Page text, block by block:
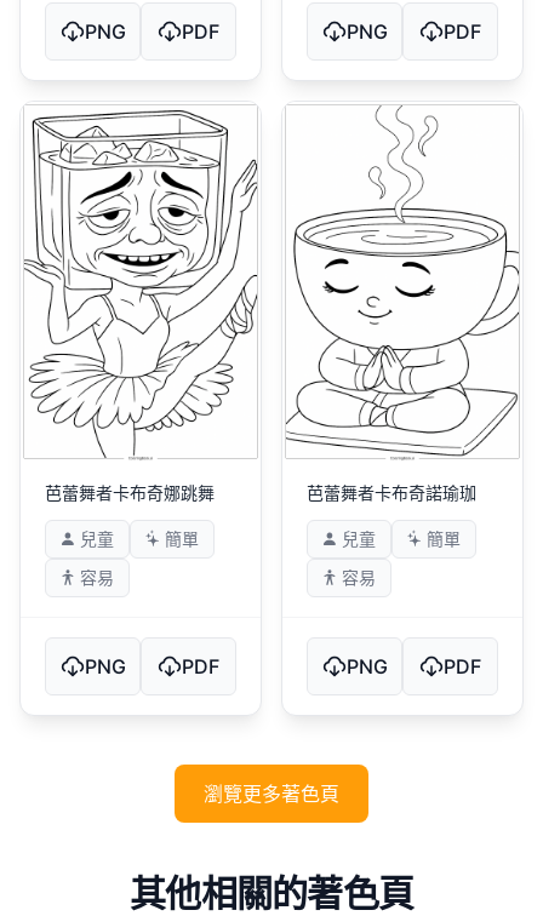
PNG PDF PNG PDF
芭蕾舞者卡布奇娜跳舞
兒童
簡單
容易
PNG PDF
芭蕾舞者卡布奇諾瑜珈
兒童
簡單
容易
PNG PDF
瀏覽更多著色頁
其他相關的著色頁